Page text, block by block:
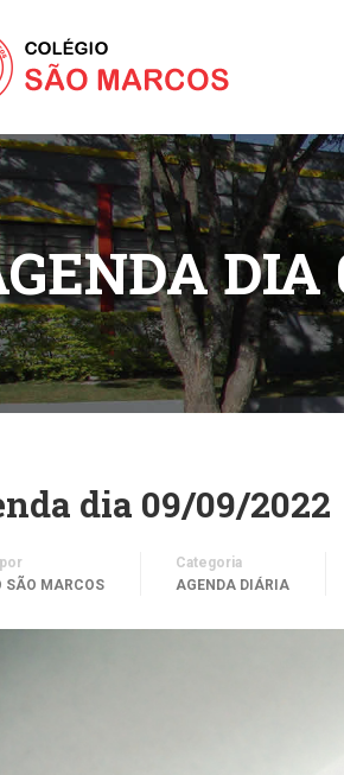
dia 09/09/2022
SÃO MARCOS
Categoria
AGENDA DIÁRIA